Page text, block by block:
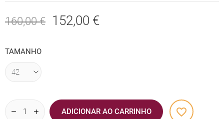
160,00 € 152,00 €
TAMANHO
ADICIONAR AO CARRINHO favorite_border